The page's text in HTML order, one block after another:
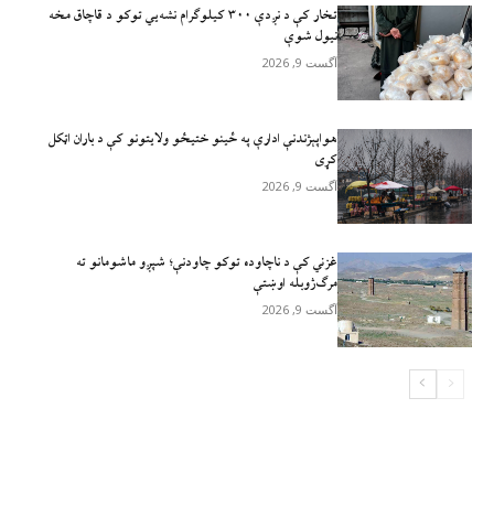
تخار کې د نږدې ۳۰۰ کیلوګرام نشه‌يي توکو د قاچاق مخه
نیول شوې
آگست 9, 2026
هواپېژندنې ادارې په ځینو ختیځو ولایتونو کې د باران اټکل
کړی
آگست 9, 2026
غزني کې د ناچاوده توکو چاودنې؛ شپږو ماشومانو ته
مرګ‌ژوبله اوښتې
آگست 9, 2026